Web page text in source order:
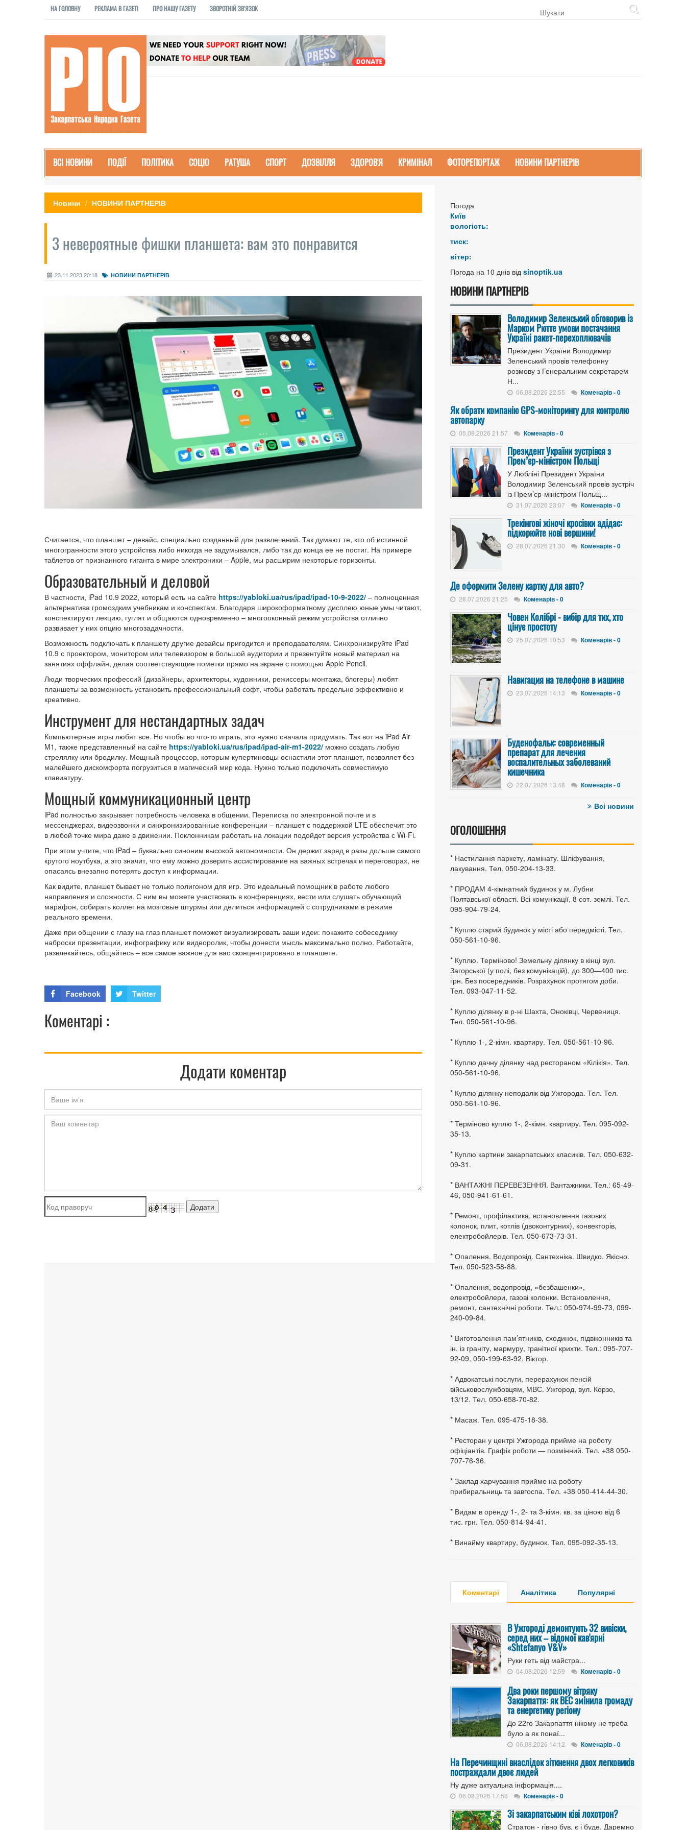
НА ГОЛОВНУ РЕКЛАМА В ГАЗЕТІ ПРО НАШУ ГАЗЕТУ ЗВОРОТНІЙ ЗВ'ЯЗОК
ВСІ НОВИНИ ПОДІЇ ПОЛІТИКА СОЦІО РАТУША СПОРТ ДОЗВІЛЛЯ ЗДОРОВ'Я КРИМІНАЛ ФОТОРЕПОРТАЖ НОВИНИ ПАРТНЕРІВ
Новини НОВИНИ ПАРТНЕРІВ
3 невероятные фишки планшета: вам это понравится
23.11.2023 20:18 НОВИНИ ПАРТНЕРІВ
Считается, что планшет – девайс, специально созданный для развлечений. Так думают те, кто об истинной
многогранности этого устройства либо никогда не задумывался, либо так до конца ее не постиг. На примере
таблетов от признанного гиганта в мире электроники – Apple, мы расширим некоторые горизонты.
Образовательный и деловой
В частности, iPad 10.9 2022, который есть на сайте https://yabloki.ua/rus/ipad/ipad-10-9-2022/ – полноценная
альтернатива громоздким учебникам и конспектам. Благодаря широкоформатному дисплею юные умы читают,
конспектируют лекцию, гуглят и общаются одновременно – многооконный режим устройства отлично
развивает у них опцию многозадачности.
Возможность подключать к планшету другие девайсы пригодится и преподавателям. Синхронизируйте iPad
10.9 с проектором, монитором или телевизором в большой аудитории и презентуйте новый материал на
занятиях оффлайн, делая соответствующие пометки прямо на экране с помощью Apple Pencil.
Люди творческих профессий (дизайнеры, архитекторы, художники, режиссеры монтажа, блогеры) любят
планшеты за возможность установить профессиональный софт, чтобы работать предельно эффективно и
креативно.
Инструмент для нестандартных задач
Компьютерные игры любят все. Но чтобы во что-то играть, это нужно сначала придумать. Так вот на iPad Air
M1, также представленный на сайте https://yabloki.ua/rus/ipad/ipad-air-m1-2022/ можно создать любую
стрелялку или бродилку. Мощный процессор, которым купертиновцы оснастили этот планшет, позволяет без
малейшего дискомфорта погрузиться в магический мир кода. Нужно только подключить совместимую
клавиатуру.
Мощный коммуникационный центр
iPad полностью закрывает потребность человека в общении. Переписка по электронной почте и в
мессенджерах, видеозвонки и синхронизированные конференции – планшет с поддержкой LTE обеспечит это
в любой точке мира даже в движении. Поклонникам работать на локации подойдет версия устройства с Wi-Fi.
При этом учтите, что iPad – буквально синоним высокой автономности. Он держит заряд в разы дольше самого
крутого ноутбука, а это значит, что ему можно доверить ассистирование на важных встречах и переговорах, не
опасаясь внезапно потерять доступ к информации.
Как видите, планшет бывает не только полигоном для игр. Это идеальный помощник в работе любого
направления и сложности. С ним вы можете участвовать в конференциях, вести или слушать обучающий
марафон, собирать коллег на мозговые штурмы или делиться информацией с сотрудниками в режиме
реального времени.
Даже при общении с глазу на глаз планшет поможет визуализировать ваши идеи: покажите собеседнику
наброски презентации, инфографику или видеоролик, чтобы донести мысль максимально полно. Работайте,
развлекайтесь, общайтесь – все самое важное для вас сконцентрировано в планшете.
Facebook Twitter
Коментарі :
Додати коментар
Погода
Київ
вологість:
тиск:
вітер:
Погода на 10 днів від sinoptik.ua
НОВИНИ ПАРТНЕРІВ
Володимир Зеленський обговорив із
Марком Рютте умови постачання
Україні ракет-перехоплювачів
Президент України Володимир
Зеленський провів телефонну
розмову з Генеральним секретарем
Н...
06.08.2026 22:55 Коменарів - 0
Як обрати компанію GPS-моніторингу для контролю
автопарку
05.08.2026 21:57 Коменарів - 0
Президент України зустрівся з
Прем’єр-міністром Польщі
У Любліні Президент України
Володимир Зеленський провів зустріч
із Прем’єр-міністром Польщ...
31.07.2026 23:07 Коменарів - 0
Трекінгові жіночі кросівки адідас:
підкорюйте нові вершини!
28.07.2026 21:30 Коменарів - 0
Де оформити Зелену картку для авто?
28.07.2026 21:25 Коменарів - 0
Човен Колібрі - вибір для тих, хто
цінує простоту
25.07.2026 10:53 Коменарів - 0
Навигация на телефоне в машине
23.07.2026 14:13 Коменарів - 0
Буденофальк: современный
препарат для лечения
воспалительных заболеваний
кишечника
22.07.2026 13:48 Коменарів - 0
Всі новини
ОГОЛОШЕННЯ
* Настилання паркету, ламінату. Шліфування,
лакування. Тел. 050-204-13-33.
* ПРОДАМ 4-кімнатний будинок у м. Лубни
Полтавської області. Всі комунікації, 8 сот. землі. Тел.
095-904-79-24.
* Куплю старий будинок у місті або передмісті. Тел.
050-561-10-96.
* Куплю. Терміново! Земельну ділянку в кінці вул.
Загорської (у полі, без комунікацій), до 300—400 тис.
грн. Без посередників. Розрахунок протягом доби.
Тел. 093-047-11-52.
* Куплю ділянку в р-ні Шахта, Оноківці, Червениця.
Тел. 050-561-10-96.
* Куплю 1-, 2-кімн. квартиру. Тел. 050-561-10-96.
* Куплю дачну ділянку над рестораном «Кілікія». Тел.
050-561-10-96.
* Куплю ділянку неподалік від Ужгорода. Тел. Тел.
050-561-10-96.
* Терміново куплю 1-, 2-кімн. квартиру. Тел. 095-092-
35-13.
* Куплю картини закарпатських класиків. Тел. 050-632-
09-31.
* ВАНТАЖНІ ПЕРЕВЕЗЕННЯ. Вантажники. Тел.: 65-49-
46, 050-941-61-61.
* Ремонт, профілактика, встановлення газових
колонок, плит, котлів (двоконтурних), конвекторів,
електробойлерів. Тел. 050-673-73-31.
* Опалення. Водопровід. Сантехніка. Швидко. Якісно.
Тел. 050-523-58-88.
* Опалення, водопровід, «безбашенки»,
електробойлери, газові колонки. Встановлення,
ремонт, сантехнічні роботи. Тел.: 050-974-99-73, 099-
240-09-84.
* Виготовлення пам’ятників, сходинок, підвіконників та
ін. із граніту, мармуру, гранітної крихти. Тел.: 095-707-
92-09, 050-199-63-92, Віктор.
* Адвокатські послуги, перерахунок пенсій
військовослужбовцям, МВС. Ужгород, вул. Корзо,
13/12. Тел. 050-658-70-82.
* Масаж. Тел. 095-475-18-38.
* Ресторан у центрі Ужгорода прийме на роботу
офіціантів. Графік роботи — позмінний. Тел. +38 050-
707-76-36.
* Заклад харчування прийме на роботу
прибиральниць та завгоспа. Тел. +38 050-414-44-30.
* Видам в оренду 1-, 2- та 3-кімн. кв. за ціною від 6
тис. грн. Тел. 050-814-94-41.
* Винайму квартиру, будинок. Тел. 095-092-35-13.
Коментарі Аналітика Популярні
В Ужгороді демонтують 32 вивіски,
серед них – відомої кав'ярні
«Shtefanyo V&V»
Руки геть від майстра...
04.08.2026 12:59 Коменарів - 0
Два роки першому вітряку
Закарпаття: як ВЕС змінила громаду
та енергетику регіону
До 22го Закарпаття нікому не треба
було а як понаї...
06.08.2026 14:12 Коменарів - 0
На Перечинщині внаслідок зіткнення двох легковиків
постраждали двоє людей
Ну дуже актуальна інформація....
06.08.2026 17:56 Коменарів - 0
Зі закарпатським ківі лохотрон?
Стратон - гівно був, є і буде. Даремно